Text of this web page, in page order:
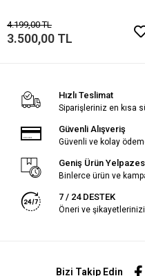
4.199,00 TL
3.500,00 TL
Hızlı Teslimat
Siparişleriniz en kısa
Güvenli Alışveriş
Güvenli ve kolay
Geniş Ürün
Binlerce ürün ve
7 / 24 DESTEK
Öneri ve
Bizi Takip Edin